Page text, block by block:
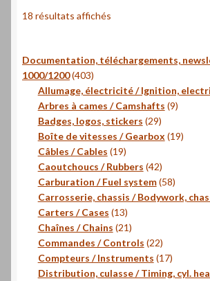
18 résultats affichés
Documentation, téléchargements,
1000/1200 403403
produits
Allumage, électricité / Ignition,
Arbres à cames / Camshafts 99
Badges, logos, stickers 2929
produits
Boîte de vitesses / Gearbox 1919
Câbles / Cables 1919
produits
Caoutchoucs / Rubbers 4242
produits
Carburation / Fuel system 5858
produits
Carrosserie, chassis / Bodywork,
Carters / Cases 1313
produits
Chaînes / Chains 2121
produits
Commandes / Controls 2222
produits
Compteurs / Instruments 1717
produits
Distribution, culasse / Timing, cyl.